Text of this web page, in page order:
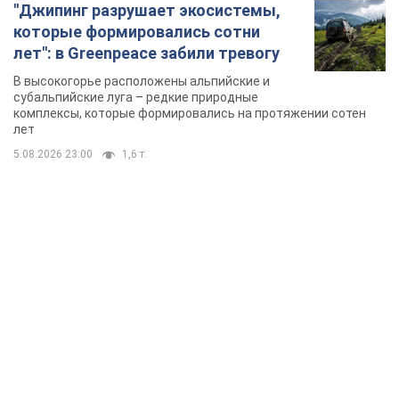
"Джипинг разрушает экосистемы,
которые формировались сотни
лет": в Greenpeace забили тревогу
В высокогорье расположены альпийские и
субальпийские луга – редкие природные
комплексы, которые формировались на протяжении сотен
лет
5.08.2026 23:00 1,6 т.